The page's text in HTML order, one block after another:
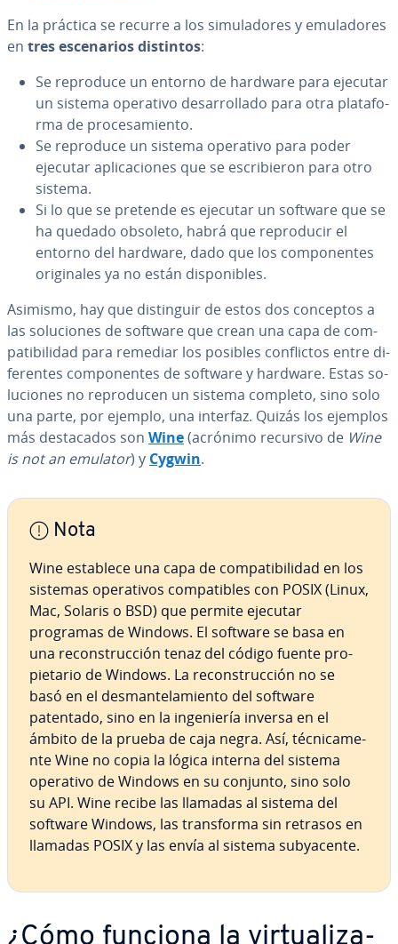
En la práctica se recurre a los si­mu­la­do­res y emu­la­do­res
en tres es­ce­na­rios distintos:
Se reproduce un entorno de hardware para ejecutar
un sistema operativo de­sa­rro­lla­do para otra pla­ta­fo­
r­ma de pro­ce­sa­mie­n­to.
Se reproduce un sistema operativo para poder
ejecutar apli­ca­cio­nes que se es­cri­bie­ron para otro
sistema.
Si lo que se pretende es ejecutar un software que se
ha quedado obsoleto, habrá que re­pro­du­cir el
entorno del hardware, dado que los co­m­po­ne­n­tes
ori­gi­na­les ya no están di­s­po­ni­bles.
Asimismo, hay que di­s­ti­n­guir de estos dos conceptos a
las so­lu­cio­nes de software que crean una capa de co­m­
pa­ti­bi­li­dad para remediar los posibles co­n­fli­c­tos entre di­
fe­re­n­tes co­m­po­ne­n­tes de software y hardware. Estas so­
lu­cio­nes no re­pro­du­cen un sistema completo, sino solo
una parte, por ejemplo, una interfaz. Quizás los ejemplos
más de­s­ta­ca­dos son Wine(acrónimo recursivo de Wine
is not an emulator) y Cygwin.
Nota
Wine establece una capa de co­m­pa­ti­bi­li­dad en los
sistemas ope­ra­ti­vos co­m­pa­ti­bles con POSIX (Linux,
Mac, Solaris o BSD) que permite ejecutar
programas de Windows. El software se basa en
una re­co­n­s­tru­c­ción tenaz del código fuente pro­
pie­ta­rio de Windows. La re­co­n­s­tru­c­ción no se
basó en el de­s­ma­n­te­la­mie­n­to del software
patentado, sino en la in­ge­nie­ría inversa en el
ámbito de la prueba de caja negra. Así, té­c­ni­ca­me­
n­te Wine no copia la lógica interna del sistema
operativo de Windows en su conjunto, sino solo
su API. Wine recibe las llamadas al sistema del
software Windows, las tra­n­s­fo­r­ma sin retrasos en
llamadas POSIX y las envía al sistema su­b­ya­ce­n­te.
¿Cómo funciona la vi­r­tua­li­za­